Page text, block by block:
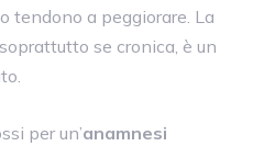
tendono a peggiorare. La
se cronica, è un
per un’anamnesi